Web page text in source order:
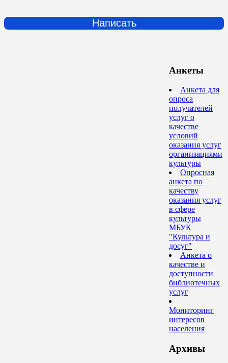
Написать
Анкеты
Анкета для
опроса
получателей
услуг о
качестве
условий
оказания услуг
организациями
культуры
Опросная
анкета по
качеству
оказания услуг
в сфере
культуры
МБУК
"Культура и
досуг"
Анкета о
качестве и
доступности
библиотечных
услуг
Мониторинг
интересов
населения
Архивы